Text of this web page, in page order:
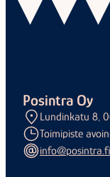
Posintra Oy
Lundinkatu 8,
Toimipiste
info@posintra.fi